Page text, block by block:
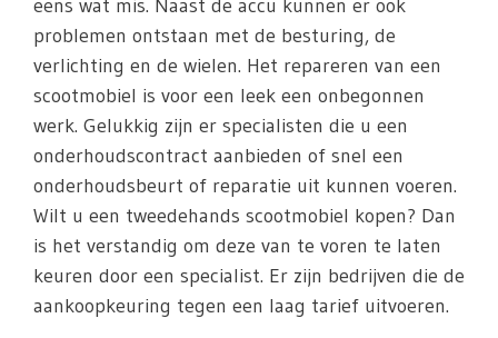
eens wat mis. Naast de accu kunnen er ook
problemen ontstaan met de besturing, de
verlichting en de wielen. Het repareren van een
scootmobiel is voor een leek een onbegonnen
werk. Gelukkig zijn er specialisten die u een
onderhoudscontract aanbieden of snel een
onderhoudsbeurt of reparatie uit kunnen voeren.
Wilt u een tweedehands scootmobiel kopen? Dan
is het verstandig om deze van te voren te laten
keuren door een specialist. Er zijn bedrijven die de
aankoopkeuring tegen een laag tarief uitvoeren.